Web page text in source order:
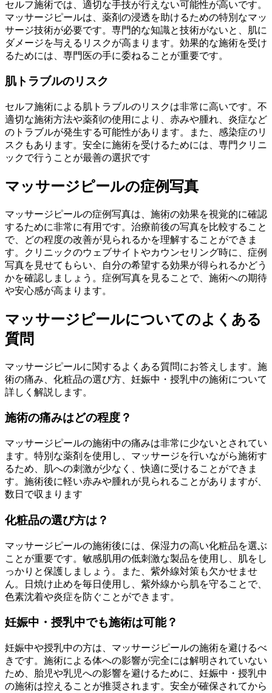
セルフ施術では、適切な手技が行えない可能性が高いです。
マッサージピールは、薬剤の浸透を助けるための特別なマッ
サージ技術が必要です。専門的な知識と技術がないと、肌に
ダメージを与えるリスクが高まります。効果的な施術を受け
るためには、専門医の手に委ねることが重要です。
肌トラブルのリスク
セルフ施術による肌トラブルのリスクは非常に高いです。不
適切な施術方法や薬剤の使用により、赤みや腫れ、炎症など
のトラブルが発生する可能性があります。また、感染症のリ
スクもあります。安全に施術を受けるためには、専門クリニ
ックで行うことが最善の選択です
マッサージピールの症例写真
マッサージピールの症例写真は、施術の効果を視覚的に確認
するために非常に有用です。治療前後の写真を比較すること
で、どの程度の改善が見られるかを理解することができま
す。クリニックのウェブサイトやカウンセリング時に、症例
写真を見せてもらい、自分の希望する効果が得られるかどう
かを確認しましょう。症例写真を見ることで、施術への期待
や安心感が高まります。
マッサージピールについてのよくある
質問
マッサージピールに関するよくある質問にお答えします。施
術の痛み、化粧品の選び方、妊娠中・授乳中の施術について
詳しく解説します。
施術の痛みはどの程度？
マッサージピールの施術中の痛みは非常に少ないとされてい
ます。特別な薬剤を使用し、マッサージを行いながら施術す
るため、肌への刺激が少なく、快適に受けることができま
す。施術後に軽い赤みや腫れが見られることがありますが、
数日で収まります
化粧品の選び方は？
マッサージピールの施術後には、保湿力の高い化粧品を選ぶ
ことが重要です。敏感肌用の低刺激な製品を使用し、肌をし
っかりと保護しましょう。また、紫外線対策も欠かせませ
ん。日焼け止めを毎日使用し、紫外線から肌を守ることで、
色素沈着や炎症を防ぐことができます。
妊娠中・授乳中でも施術は可能？
妊娠中や授乳中の方は、マッサージピールの施術を避けるべ
きです。施術による体への影響が完全には解明されていない
ため、胎児や乳児への影響を避けるために、妊娠中・授乳中
の施術は控えることが推奨されます。安全が確保されてから